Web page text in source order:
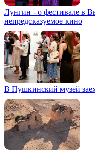
Лунгин - о фестивале в
непредсказуемое кино
В Пушкинский музей